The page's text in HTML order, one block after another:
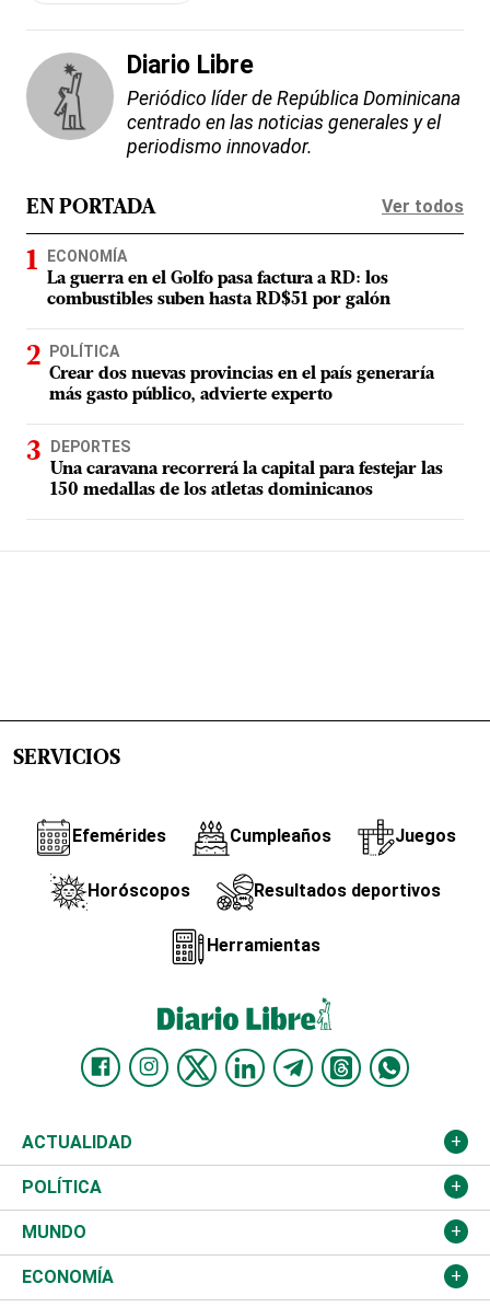
Diario Libre
Periódico líder de República Dominicana
centrado en las noticias generales y el
periodismo innovador.
EN PORTADA Ver todos
ECONOMÍA
La guerra en el Golfo pasa factura a RD: los
combustibles suben hasta RD$51 por galón
POLÍTICA
Crear dos nuevas provincias en el país generaría
más gasto público, advierte experto
DEPORTES
Una caravana recorrerá la capital para festejar las
150 medallas de los atletas dominicanos
SERVICIOS
Efemérides Cumpleaños Juegos
Horóscopos Resultados deportivos
Herramientas
ACTUALIDAD
Nacional
Ciudad
Educación
POLÍTICA
Partidos
JCE
MUNDO
Estados Unidos
ECONOMÍA